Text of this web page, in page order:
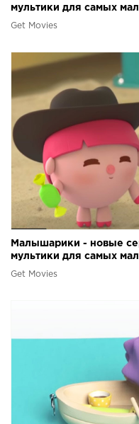
мультики для самых
Get Movies
Малышарики - новые
мультики для самых
Get Movies